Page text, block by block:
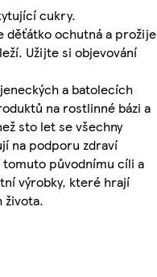
cukry.
děťátko ochutná a prožije
Užijte si objevování
a batolecích
na rostlinné bázi a
sto let se všechny
na podporu zdraví
původnímu cíli a
výrobky, které hrají
života.